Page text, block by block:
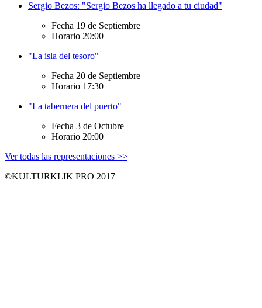
Sergio Bezos: "Sergio Bezos ha llegado a tu ciudad"
Fecha 19 de Septiembre
Horario 20:00
"La isla del tesoro"
Fecha 20 de Septiembre
Horario 17:30
"La tabernera del puerto"
Fecha 3 de Octubre
Horario 20:00
Ver todas las representaciones >>
©KULTURKLIK PRO 2017